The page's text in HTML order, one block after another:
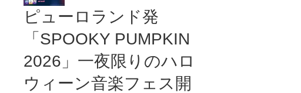
ピューロランド発
「SPOOKY PUMPKIN
2026」一夜限りのハロ
ウィーン音楽フェス開